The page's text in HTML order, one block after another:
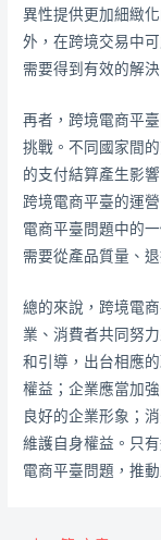
異性提供更加細緻
外，在跨境交易中
需要得到有效的解
再者，跨境電商平
挑戰。不同國家間
的支付結算產生影
跨境電商平臺的運
電商平臺問題中的
需要從產品質量、
總的來說，跨境電
業、消費者共同努
和引導，出台相應
權益；企業應當加
良好的企業形象；
維護自身權益。只
電商平臺問題，推